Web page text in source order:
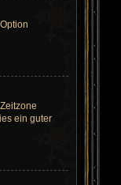
ein guter